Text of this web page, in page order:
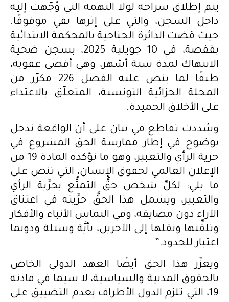
يتم إطلاق سراحه لولا التهمة التي وُجّهت إليه
داخل السجن، والتي على إثرها بقي موقوفًا.
حيث قضت الدائرة الجناحية بالمحكمة الابتدائية
بقفصة، في 10 جويلية 2025، بسجن ضحية
الانتهاك لمدة ستة أشهر، وهي أقصى عقوبة،
طبقًا لما ينص عليه الفصل 226 مكرّر من
المجلة الجزائية التونسية، المتعلّق بالاعتداء
على الأخلاق الحميدة.
وشددت تقاطع في بيان على أن الواقعة تدخل
بوضوح في إطار ممارسة الحق المشروع في
حرية الرأي والتعبير، وهو ما تؤكده المادة 19 من
الإعلان العالمي لحقوق الإنسان، التي تنص على
ما يلي: لكلِّ شخص حقُّ التمتُّع بحرِّية الرأي
والتعبير، ويشمل هذا الحقُّ حرِّيته في اعتناق
الآراء دون مضايقة، وفي التماس الأنباء والأفكار
وتلقِّيها ونقلها إلى الآخرين، بأيَّة وسيلة ودونما
اعتبار للحدود.”
ويعزّز هذا الحق أيضًا العهد الدولي الخاص
بالحقوق المدنية والسياسية، لا سيما في مادته
19، التي تلزم الدول الأطراف بعدم التضييق على